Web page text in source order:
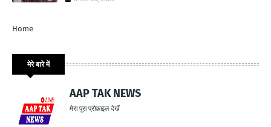
Home
मेरे बारे में
AAP TAK NEWS
मेरा पूरा प्रोफ़ाइल देखें